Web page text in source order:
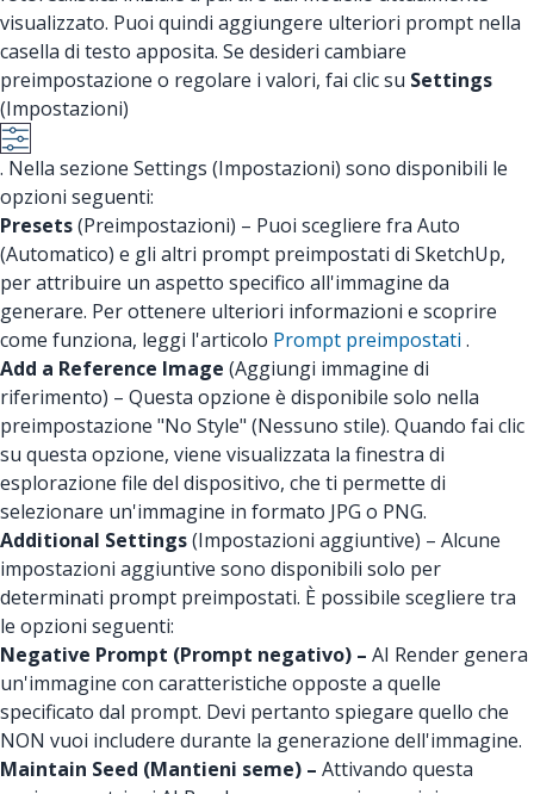
visualizzato. Puoi quindi aggiungere ulteriori prompt nella
casella di testo apposita. Se desideri cambiare
preimpostazione o regolare i valori, fai clic su Settings
(Impostazioni)
. Nella sezione Settings (Impostazioni) sono disponibili le
opzioni seguenti:
Presets(Preimpostazioni) – Puoi scegliere fra Auto
(Automatico) e gli altri prompt preimpostati di SketchUp,
per attribuire un aspetto specifico all'immagine da
generare. Per ottenere ulteriori informazioni e scoprire
come funziona, leggi l'articolo Prompt preimpostati .
Add a Reference Image (Aggiungi immagine di
riferimento) – Questa opzione è disponibile solo nella
preimpostazione "No Style" (Nessuno stile). Quando fai clic
su questa opzione, viene visualizzata la finestra di
esplorazione file del dispositivo, che ti permette di
selezionare un'immagine in formato JPG o PNG.
Additional Settings(Impostazioni aggiuntive) – Alcune
impostazioni aggiuntive sono disponibili solo per
determinati prompt preimpostati. È possibile scegliere tra
le opzioni seguenti:
Negative Prompt (Prompt negativo) – AI Render genera
un'immagine con caratteristiche opposte a quelle
specificato dal prompt. Devi pertanto spiegare quello che
NON vuoi includere durante la generazione dell'immagine.
Maintain Seed (Mantieni seme) – Attivando questa